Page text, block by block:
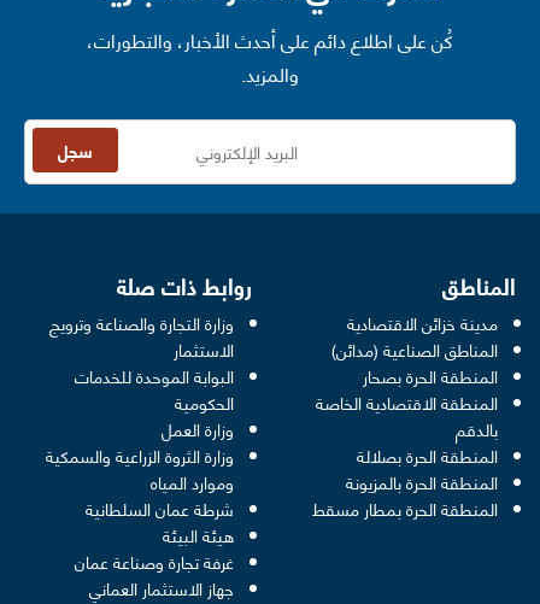
كُن على اطلاع دائم على أحدث الأخبار، والتطورات،
والمزيد.
سجل
المناطق
مدينة خزائن الاقتصادية
المناطق الصناعية (مدائن)
المنطقة الحرة بصحار
المنطقة الاقتصادية الخاصة
بالدقم
المنطقة الحرة بصلالة
المنطقة الحرة بالمزيونة
المنطقة الحرة بمطار مسقط
روابط ذات صلة
وزارة التجارة والصناعة وترويج
الاستثمار in a new window
البوابة الموحدة للخدمات
الحكوميةin a new window
وزارة العملin a new window
وزارة الثروة الزراعية والسمكية
وموارد المياهin a new window
شرطة عمان السلطانيةwindow
هيئة البيئةin a new window
غرفة تجارة وصناعة عمانwindow
جهاز الاستثمار العمانيwindow